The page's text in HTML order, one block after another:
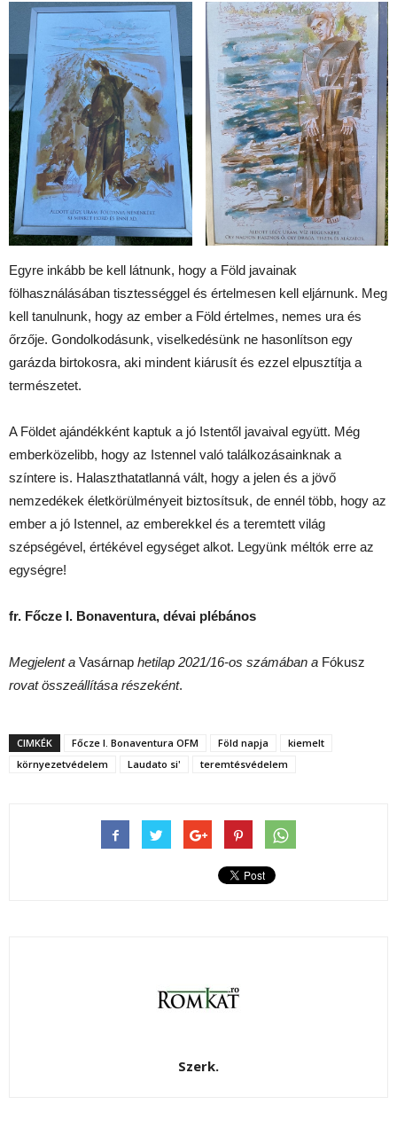
Egyre inkább be kell látnunk, hogy a Föld javainak
fölhasználásában tisztességgel és értelmesen kell eljárnunk. Meg
kell tanulnunk, hogy az ember a Föld értelmes, nemes ura és
őrzője. Gondolkodásunk, viselkedésünk ne hasonlítson egy
garázda birtokosra, aki mindent kiárusít és ezzel elpusztítja a
természetet.
A Földet ajándékként kaptuk a jó Istentől javaival együtt. Még
emberközelibb, hogy az Istennel való találkozásainknak a
színtere is. Halaszthatatlanná vált, hogy a jelen és a jövő
nemzedékek életkörülményeit biztosítsuk, de ennél több, hogy az
ember a jó Istennel, az emberekkel és a teremtett világ
szépségével, értékével egységet alkot. Legyünk méltók erre az
egységre!
fr. Főcze I. Bonaventura, dévai plébános
Megjelent a Vasárnap hetilap 2021/16-os számában a Fókusz
rovat összeállítása részeként.
CIMKÉK Főcze I. Bonaventura OFM Föld napja
kiemelt
környezetvédelem
Laudato si' teremtésvédelem
Szerk.